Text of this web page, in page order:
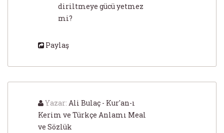
diriltmeye gücü yetmez
mi?
Paylaş
Yazar: Ali Bulaç - Kur'an-ı
Kerim ve Türkçe Anlamı Meal
ve Sözlük